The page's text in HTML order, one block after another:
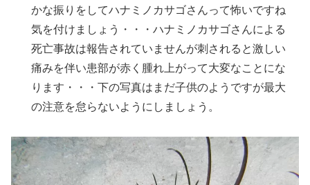
かな振りをしてハナミノカサゴさんって怖いですね
気を付けましょう・・・ハナミノカサゴさんによる
死亡事故は報告されていませんが刺されると激しい
痛みを伴い患部が赤く腫れ上がって大変なことにな
ります・・・下の写真はまだ子供のようですが最大
の注意を怠らないようにしましょう。